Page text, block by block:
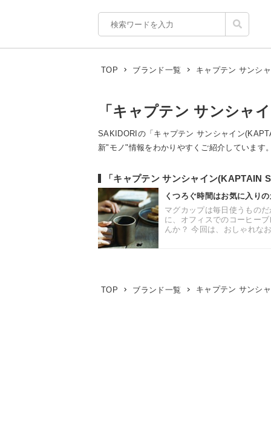
TOP ブランド一覧 キャプテン サンシ
「キャプテン サンシャ
SAKIDORIの「キャプテン サンシャイン
新"モノ"情報をわかりやすくご紹介しています
「キャプテン サンシャイン(KAPTAIN
くつろぐ時間はお気に入り
マグカップは毎日使うもの
に、オフィスでのコーヒー
んか？ 今回は、おしゃれな
TOP ブランド一覧 キャプテン サンシ